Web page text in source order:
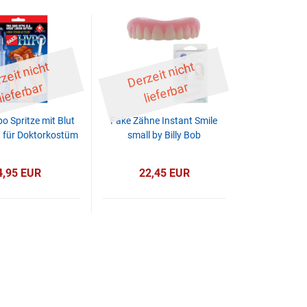
Spritze mit Blut
für Doktorkostüm
EUR
D
er
z
eit
ni
c
ht
li
ef
er
b
ar
Fake Zähne Instant Smile
small by Billy Bob
22,45 EUR